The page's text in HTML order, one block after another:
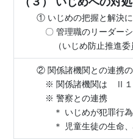
① いじめの把握と解決に
〇 管理職のリーダーシッ
（いじめ防止推進委員
② 関係諸機関との連携の
※ 関係諸機関は Ⅱ１
※ 警察との連携
＊ いじめが犯罪行為と
＊ 児童生徒の生命、心